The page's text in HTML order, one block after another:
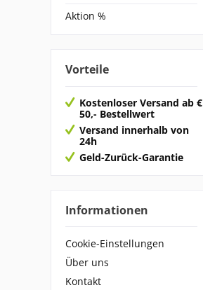
Aktion %
Vorteile
Kostenloser Versand ab €
50,- Bestellwert
Versand innerhalb von
24h
Geld-Zurück-Garantie
Informationen
Cookie-Einstellungen
Über uns
Kontakt